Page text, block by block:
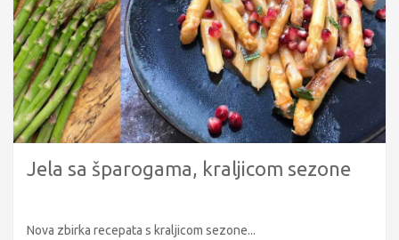
Jela sa šparogama, kraljicom sezone
Nova zbirka recepata s kraljicom sezone...